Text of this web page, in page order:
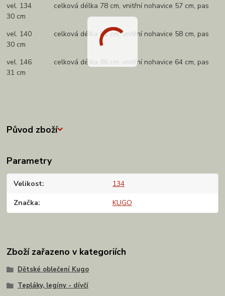
vel. 134 celková délka 78 cm, vnitřní nohavice 57 cm, pas
30 cm
vel. 140 celková délka 81 cm, vnitřní nohavice 58 cm, pas
30 cm
vel. 146 celková délka 86 cm, vnitřní nohavice 64 cm, pas
31 cm
Původ zboží
Parametry
Velikost 134
Značka KUGO
Zboží zařazeno v kategoriích
Dětské oblečení Kugo
Tepláky, legíny - dívčí